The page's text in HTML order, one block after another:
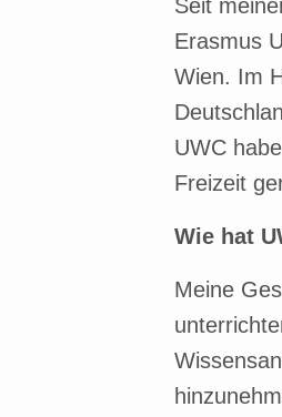
Seit
Erasmus
Wien. Im
UWC
Freizeit
Wie hat
Meine